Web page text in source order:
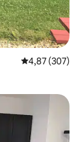
Średnia
4,87 (307)